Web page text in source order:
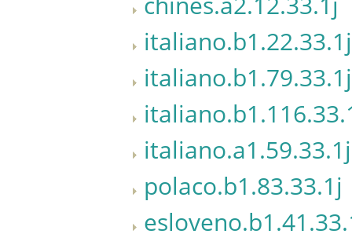
italiano.b1.22.33.1j
italiano.b1.79.33.1j
italiano.a1.59.33.1j
polaco.b1.83.33.1j